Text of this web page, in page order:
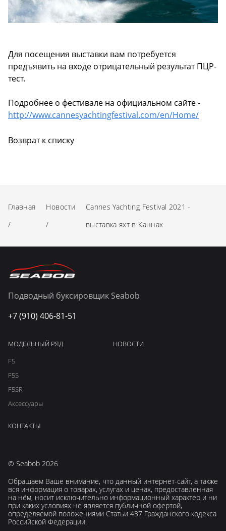
Для посещения выставки вам потребуется
предъявить на входе отрицательный результат ПЦР-
тест.
Подробнее о фестивале на официальном сайте -
http://www.cannesyachtingfestival.com/en/Home/
Возврат к списку
Главная
/
Новости
/
Сannes Yachting Festival 2021 -
выставка яхт в Каннах
Подводный буксировщик Seabob
+7 (910) 406-81-51
МОДЕЛЬНЫЙ РЯД
F5
F5S
F5SR
Аксессуары
НОВОСТИ
КОНТАКТЫ
© Seabob 2026
Обращаем Ваше внимание, что данный интернет-сайт, а также
вся информация о товарах, услугах и ценах, предоставленная
на нём, носит исключительно информационный характер и ни
при каких условиях не является публичной офертой,
определяемой положениями Статьи 437 Гражданского кодекса
Российской Федерации.